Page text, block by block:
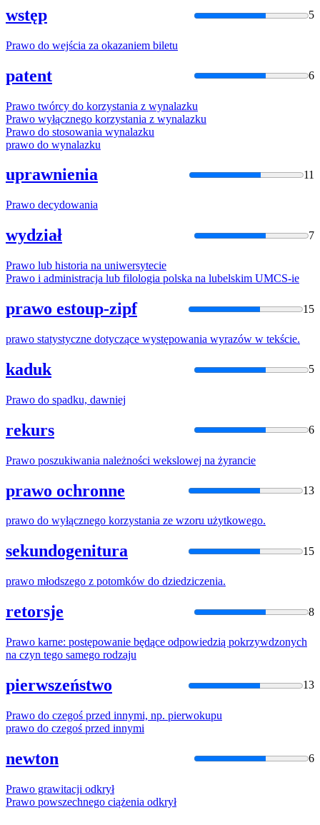
wstęp 5
Prawo do wejścia za okazaniem biletu
patent 6
Prawo twórcy do korzystania z wynalazku
Prawo wyłącznego korzystania z wynalazku
Prawo do stosowania wynalazku
prawo do wynalazku
uprawnienia 11
Prawo decydowania
wydział 7
Prawo lub historia na uniwersytecie
Prawo i administracja lub filologia polska na lubelskim UMCS-ie
prawo estoup-zipf 15
prawo statystyczne dotyczące występowania wyrazów w tekście.
kaduk 5
Prawo do spadku, dawniej
rekurs 6
Prawo poszukiwania należności wekslowej na żyrancie
prawo ochronne 13
prawo do wyłącznego korzystania ze wzoru użytkowego.
sekundogenitura 15
prawo młodszego z potomków do dziedziczenia.
retorsje 8
Prawo karne: postępowanie będące odpowiedzią pokrzywdzonych
na czyn tego samego rodzaju
pierwszeństwo 13
Prawo do czegoś przed innymi, np. pierwokupu
prawo do czegoś przed innymi
newton 6
Prawo grawitacji odkrył
Prawo powszechnego ciążenia odkrył